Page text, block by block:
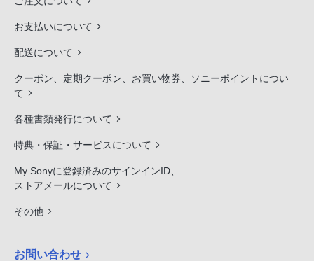
お支払いについて
配送について
クーポン、定期クーポン、お買い物券、ソニーポイントについ
て
各種書類発行について
特典・保証・サービスについて
My Sonyに登録済みのサインインID、
ストアメールについて
その他
お問い合わせ